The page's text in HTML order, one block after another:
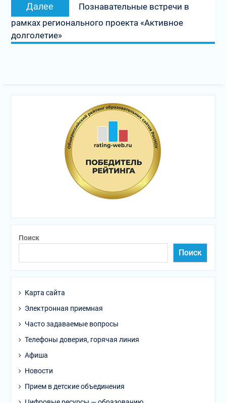
Далее
запись:
Познавательные встречи в
рамках регионального проекта «Активное
долголетие»
Поиск
Поиск
Карта сайта
Электронная приемная
Часто задаваемые вопросы
Телефоны доверия, горячая линия
Афиша
Новости
Прием в детские объединения